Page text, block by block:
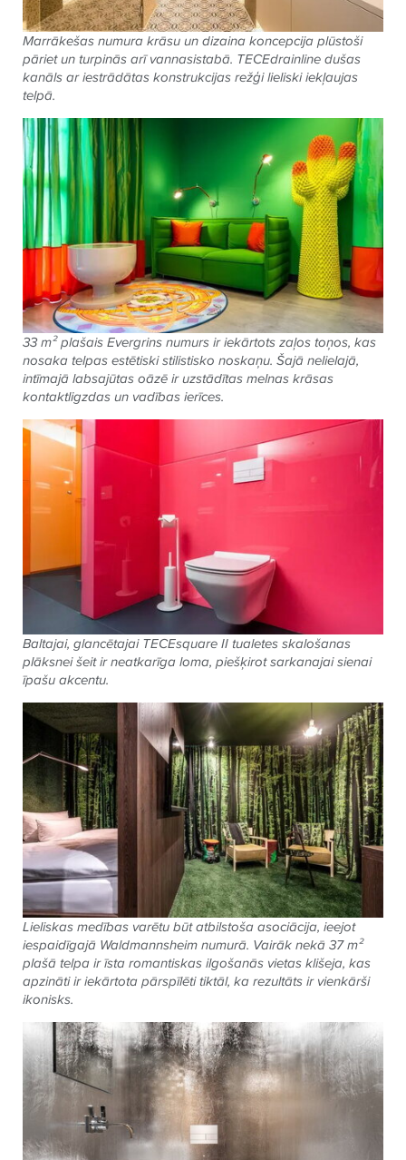
Marrākešas numura krāsu un dizaina koncepcija plūstoši
pāriet un turpinās arī vannasistabā. TECEdrainline dušas
kanāls ar iestrādātas konstrukcijas režģi lieliski iekļaujas
telpā.
33 m² plašais Evergrins numurs ir iekārtots zaļos toņos, kas
nosaka telpas estētiski stilistisko noskaņu. Šajā nelielajā,
intīmajā labsajūtas oāzē ir uzstādītas melnas krāsas
kontaktligzdas un vadības ierīces.
Baltajai, glancētajaiTECEsquare II tualetes skalošanas
plāksnei šeit ir neatkarīga loma, piešķirot sarkanajai sienai
īpašu akcentu.
Lieliskas medības varētu būt atbilstoša asociācija, ieejot
iespaidīgajā Waldmannsheim numurā. Vairāk nekā 37 m²
plašā telpa ir īsta romantiskas ilgošanās vietas klišeja, kas
apzināti ir iekārtota pārspīlēti tiktāl, ka rezultāts ir vienkārši
ikonisks.